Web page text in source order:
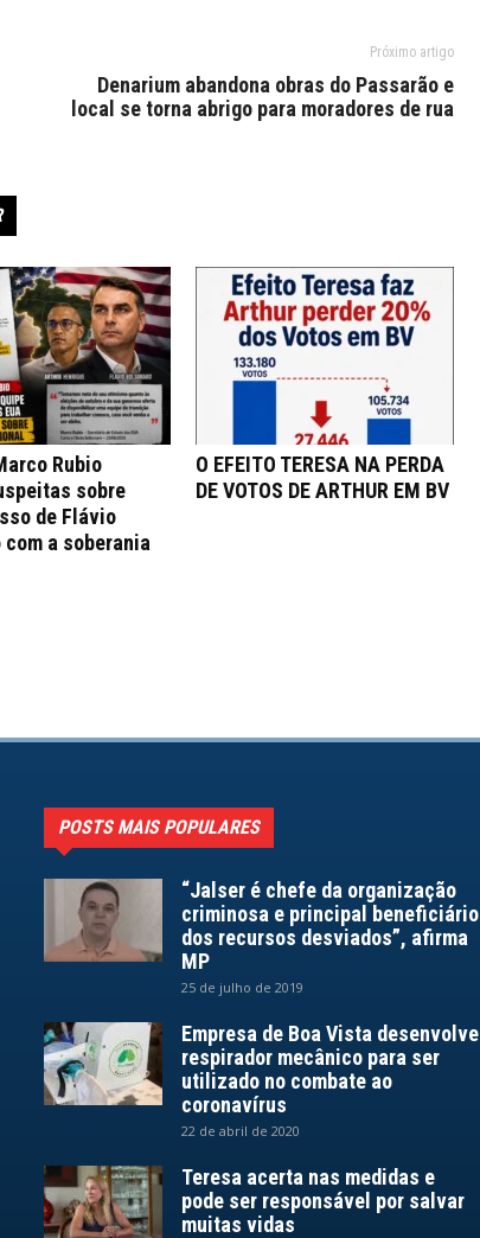
Próximo artigo
Denarium abandona obras do Passarão e
local se torna abrigo para moradores de rua
Rubio
sobre
de Flávio
a soberania
O EFEITO TERESA NA PERDA
DE VOTOS DE ARTHUR EM BV
POSTS MAIS POPULARES
“Jalser é chefe da organização
criminosa e principal beneficiário
dos recursos desviados”, afirma
MP
25 de julho de 2019
Empresa de Boa Vista desenvolve
respirador mecânico para ser
utilizado no combate ao
coronavírus
22 de abril de 2020
Teresa acerta nas medidas e
pode ser responsável por salvar
muitas vidas